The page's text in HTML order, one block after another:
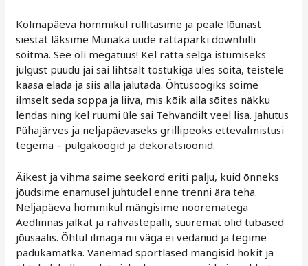
Kolmapäeva hommikul rullitasime ja peale lõunast
siestat läksime Munaka uude rattaparki downhilli
sõitma. See oli megatuus! Kel ratta selga istumiseks
julgust puudu jäi sai lihtsalt tõstukiga üles sõita, teistele
kaasa elada ja siis alla jalutada. Õhtusöögiks sõime
ilmselt seda soppa ja liiva, mis kõik alla sõites näkku
lendas ning kel ruumi üle sai Tehvandilt veel lisa. Jahutus
Pühajärves ja neljapäevaseks grillipeoks ettevalmistusi
tegema – pulgakoogid ja dekoratsioonid.
Äikest ja vihma saime seekord eriti palju, kuid õnneks
jõudsime enamusel juhtudel enne trenni ära teha.
Neljapäeva hommikul mängisime noorematega
Aedlinnas jalkat ja rahvastepalli, suuremat olid tubased
jõusaalis. Õhtul ilmaga nii väga ei vedanud ja tegime
padukamatka. Vanemad sportlased mängisid hokit ja